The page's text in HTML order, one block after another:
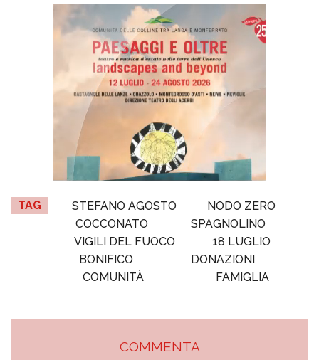
TAG STEFANO AGOSTO
NODO ZERO
COCCONATO
SPAGNOLINO
VIGILI DEL FUOCO
18 LUGLIO
BONIFICO
DONAZIONI
COMUNITÀ
FAMIGLIA
COMMENTA